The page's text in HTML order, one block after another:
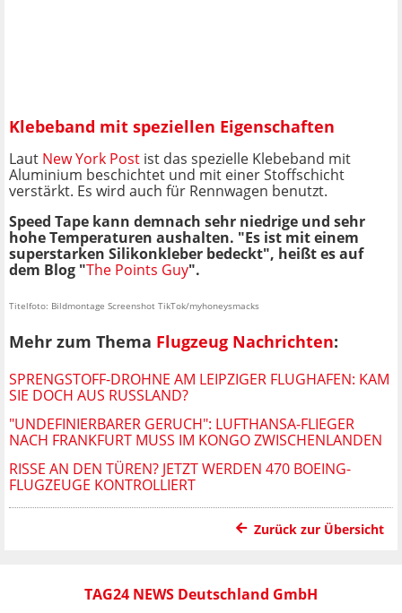
Klebeband mit speziellen Eigenschaften
Laut New York Post ist das spezielle Klebeband mit
Aluminium beschichtet und mit einer Stoffschicht
verstärkt. Es wird auch für Rennwagen benutzt.
Speed Tape kann demnach sehr niedrige und sehr
hohe Temperaturen aushalten. "Es ist mit einem
superstarken Silikonkleber bedeckt", heißt es auf
dem Blog "The Points Guy".
Titelfoto: Bildmontage Screenshot TikTok/myhoneysmacks
Mehr zum Thema Flugzeug Nachrichten:
SPRENGSTOFF-DROHNE AM LEIPZIGER FLUGHAFEN: KAM
SIE DOCH AUS RUSSLAND?
"UNDEFINIERBARER GERUCH": LUFTHANSA-FLIEGER
NACH FRANKFURT MUSS IM KONGO ZWISCHENLANDEN
RISSE AN DEN TÜREN? JETZT WERDEN 470 BOEING-
FLUGZEUGE KONTROLLIERT
Zurück zur Übersicht
TAG24 NEWS Deutschland GmbH